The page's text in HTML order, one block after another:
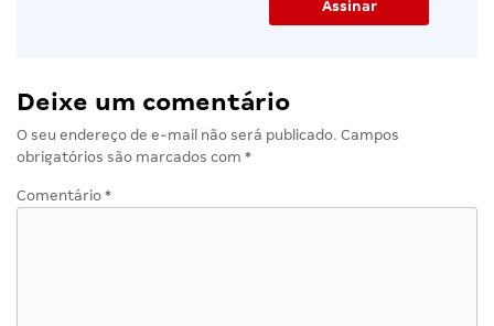
Deixe um comentário
O seu endereço de e-mail não será publicado. Campos
obrigatórios são marcados com *
Comentário *